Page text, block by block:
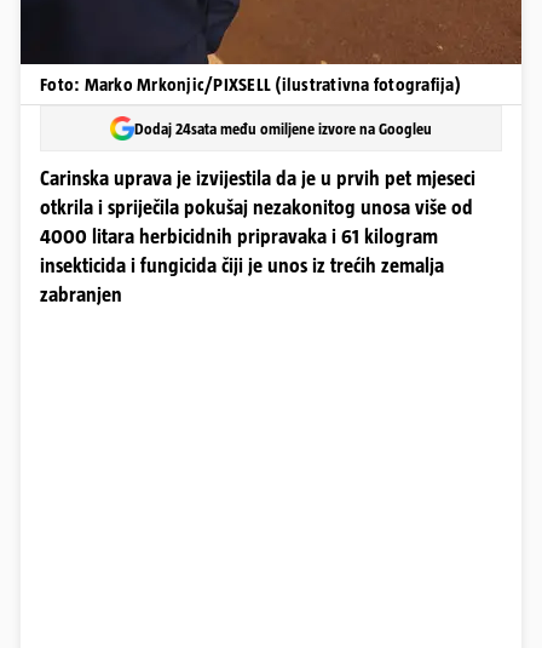
Foto: Marko Mrkonjic/PIXSELL (ilustrativna fotografija)
Dodaj 24sata među omiljene izvore na Googleu
Carinska uprava je izvijestila da je u prvih pet mjeseci
otkrila i spriječila pokušaj nezakonitog unosa više od
4000 litara herbicidnih pripravaka i 61 kilogram
insekticida i fungicida čiji je unos iz trećih zemalja
zabranjen